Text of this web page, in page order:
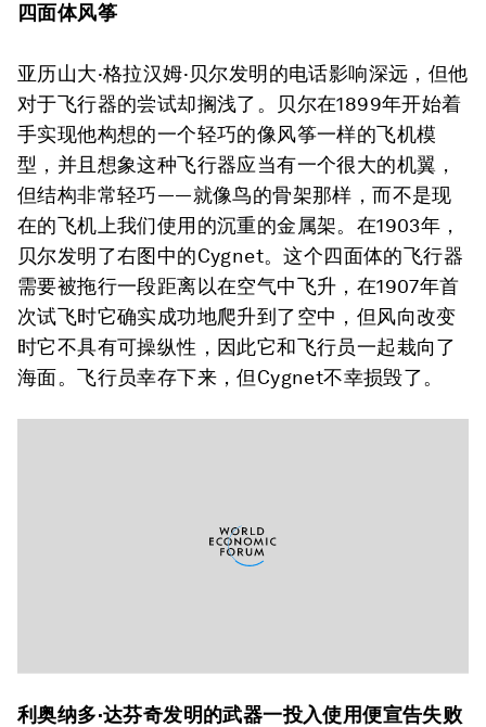
四面体风筝
亚历山大·格拉汉姆·贝尔发明的电话影响深远，但他
对于飞行器的尝试却搁浅了。贝尔在1899年开始着
手实现他构想的一个轻巧的像风筝一样的飞机模
型，并且想象这种飞行器应当有一个很大的机翼，
但结构非常轻巧——就像鸟的骨架那样，而不是现
在的飞机上我们使用的沉重的金属架。在1903年，
贝尔发明了右图中的Cygnet。这个四面体的飞行器
需要被拖行一段距离以在空气中飞升，在1907年首
次试飞时它确实成功地爬升到了空中，但风向改变
时它不具有可操纵性，因此它和飞行员一起栽向了
海面。飞行员幸存下来，但Cygnet不幸损毁了。
利奥纳多·达芬奇发明的武器一投入使用便宣告失败